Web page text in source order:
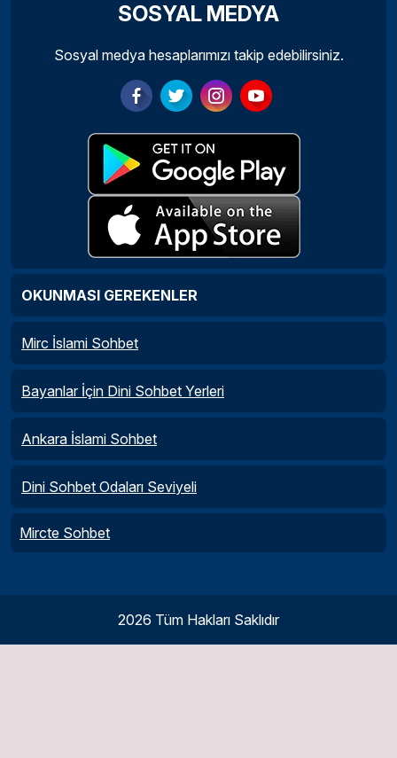
SOSYAL MEDYA
Sosyal medya hesaplarımızı takip edebilirsiniz.
OKUNMASI GEREKENLER
Mirc İslami Sohbet
Bayanlar İçin Dini Sohbet Yerleri
Ankara İslami Sohbet
Dini Sohbet Odaları Seviyeli
Mircte Sohbet
2026 Tüm Hakları Saklıdır